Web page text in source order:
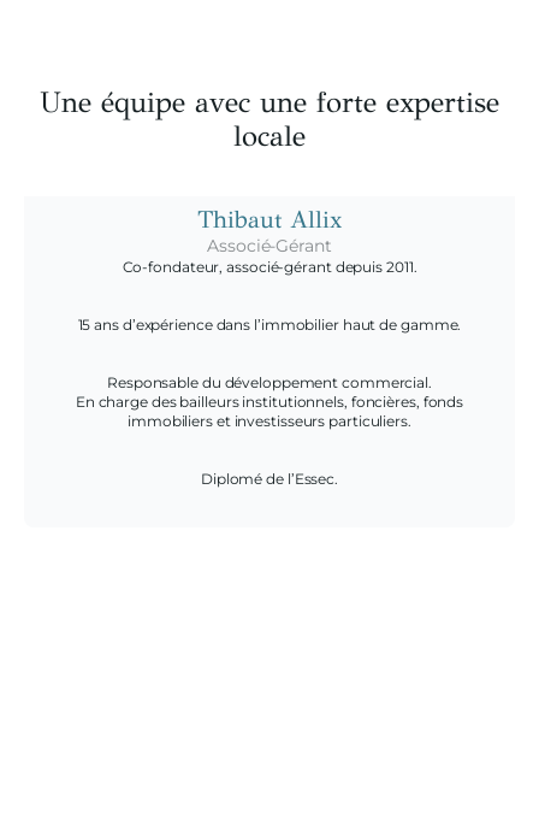
Une équipe avec une forte expertise
locale
Thibaut Allix
Associé-Gérant
Co-fondateur, associé-gérant depuis 2011.
15 ans d’expérience dans l’immobilier haut de gamme.
Responsable du développement commercial.
En charge des bailleurs institutionnels, foncières, fonds
immobiliers et investisseurs particuliers.
Diplomé de l’Essec.